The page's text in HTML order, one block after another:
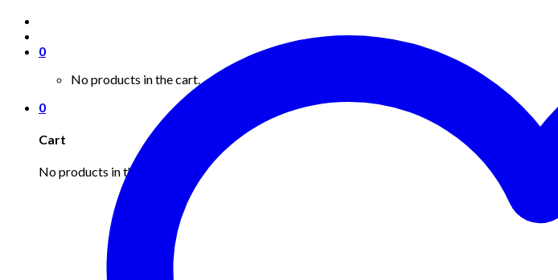
0
No products in the cart.
0
Cart
No products in the cart.